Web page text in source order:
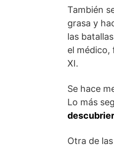
También
grasa y
las
el
XI.
Se hace
Lo más
Otra de